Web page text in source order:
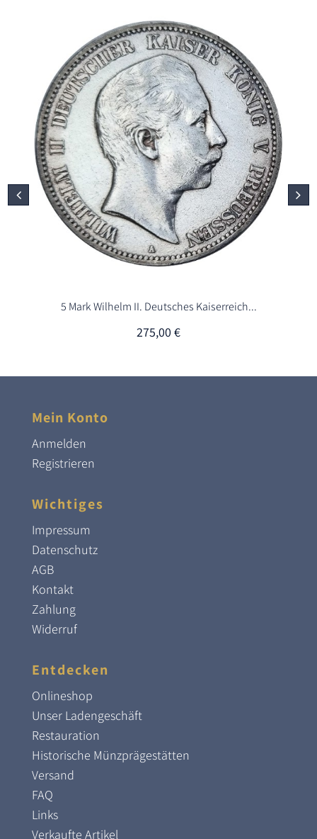
5 Mark Wilhelm II. Deutsches Kaiserreich...
275,00€
Mein Konto
Anmelden
Registrieren
Wichtiges
Impressum
Datenschutz
AGB
Kontakt
Zahlung
Widerruf
Entdecken
Onlineshop
Unser Ladengeschäft
Restauration
Historische Münzprägestätten
Versand
FAQ
Links
Verkaufte Artikel